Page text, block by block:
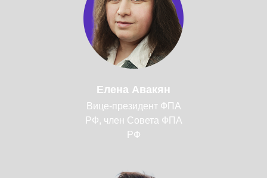
Елена Авакян
Вице-президент ФПА
РФ, член Совета ФПА
РФ